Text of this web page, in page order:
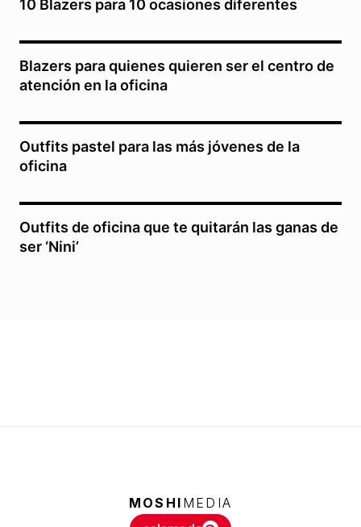
10 Blazers para 10 ocasiones diferentes
Blazers para quienes quieren ser el centro de
atención en la oficina
Outfits pastel para las más jóvenes de la
oficina
Outfits de oficina que te quitarán las ganas de
ser ‘Nini’
MOSHI MEDIA